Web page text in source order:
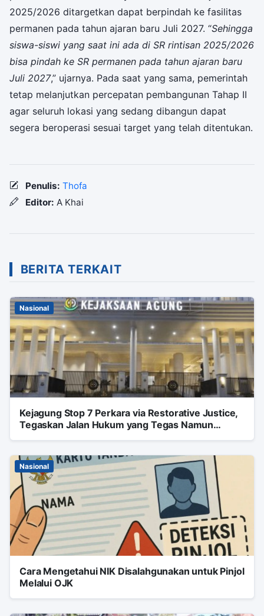
2025/2026 ditargetkan dapat berpindah ke fasilitas
permanen pada tahun ajaran baru Juli 2027. “Sehingga
siswa-siswi yang saat ini ada di SR rintisan 2025/2026
bisa pindah ke SR permanen pada tahun ajaran baru
Juli 2027,” ujarnya. Pada saat yang sama, pemerintah
tetap melanjutkan percepatan pembangunan Tahap II
agar seluruh lokasi yang sedang dibangun dapat
segera beroperasi sesuai target yang telah ditentukan.
Penulis: Thofa
Editor: A Khai
BERITA TERKAIT
Nasional
Kejagung Stop 7 Perkara via Restorative Justice,
Tegaskan Jalan Hukum yang Tegas Namun
Nasional
Cara Mengetahui NIK Disalahgunakan untuk Pinjol
Melalui OJK